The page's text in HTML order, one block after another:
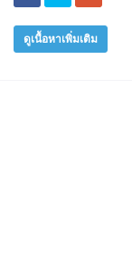
ดูเนื้อหาเพิ่มเติม